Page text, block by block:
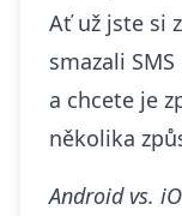
Ať už jste si
smazali
a chcete je
několika
Android vs.